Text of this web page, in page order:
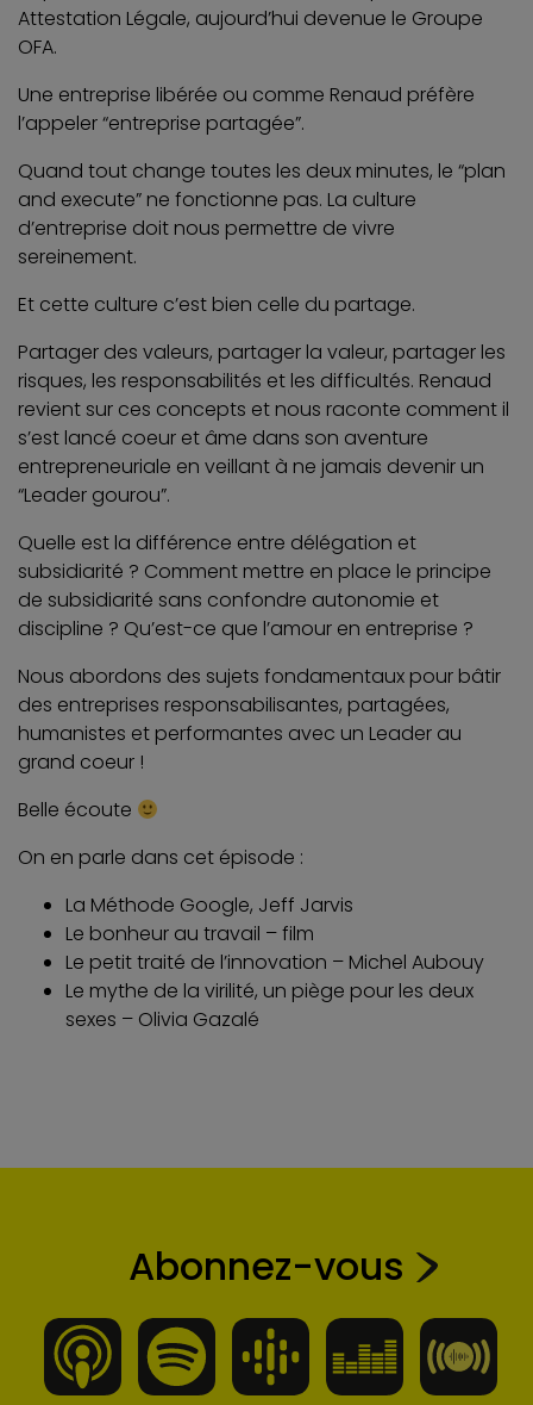
Attestation Légale, aujourd’hui devenue le Groupe
OFA.
Une entreprise libérée ou comme Renaud préfère
l’appeler “entreprise partagée”.
Quand tout change toutes les deux minutes, le “plan
and execute” ne fonctionne pas. La culture
d’entreprise doit nous permettre de vivre
sereinement.
Et cette culture c’est bien celle du partage.
Partager des valeurs, partager la valeur, partager les
risques, les responsabilités et les difficultés. Renaud
revient sur ces concepts et nous raconte comment il
s’est lancé coeur et âme dans son aventure
entrepreneuriale en veillant à ne jamais devenir un
“Leader gourou”.
Quelle est la différence entre délégation et
subsidiarité ? Comment mettre en place le principe
de subsidiarité sans confondre autonomie et
discipline ? Qu’est-ce que l’amour en entreprise ?
Nous abordons des sujets fondamentaux pour bâtir
des entreprises responsabilisantes, partagées,
humanistes et performantes avec un Leader au
grand coeur !
Belle écoute
On en parle dans cet épisode :
La Méthode Google, Jeff Jarvis
Le bonheur au travail – film
Le petit traité de l’innovation – Michel Aubouy
Le mythe de la virilité, un piège pour les deux
sexes – Olivia Gazalé
Abonnez-vous